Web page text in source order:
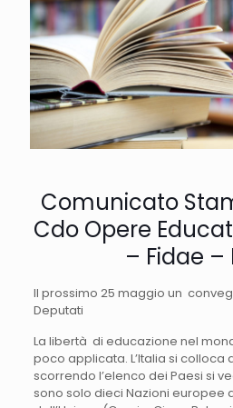
Comunicato
Cdo Opere
– Fidae –
Il prossimo 25 maggio un
Deputati
La libertà di educazione nel
poco applicata. L’Italia si colloca
scorrendo l’elenco dei Paesi si
sono solo dieci Nazioni europee